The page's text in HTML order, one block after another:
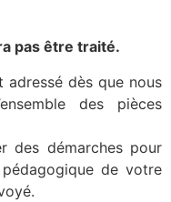
pas être traité.
adressé dès que nous
des pièces
des démarches pour
de votre